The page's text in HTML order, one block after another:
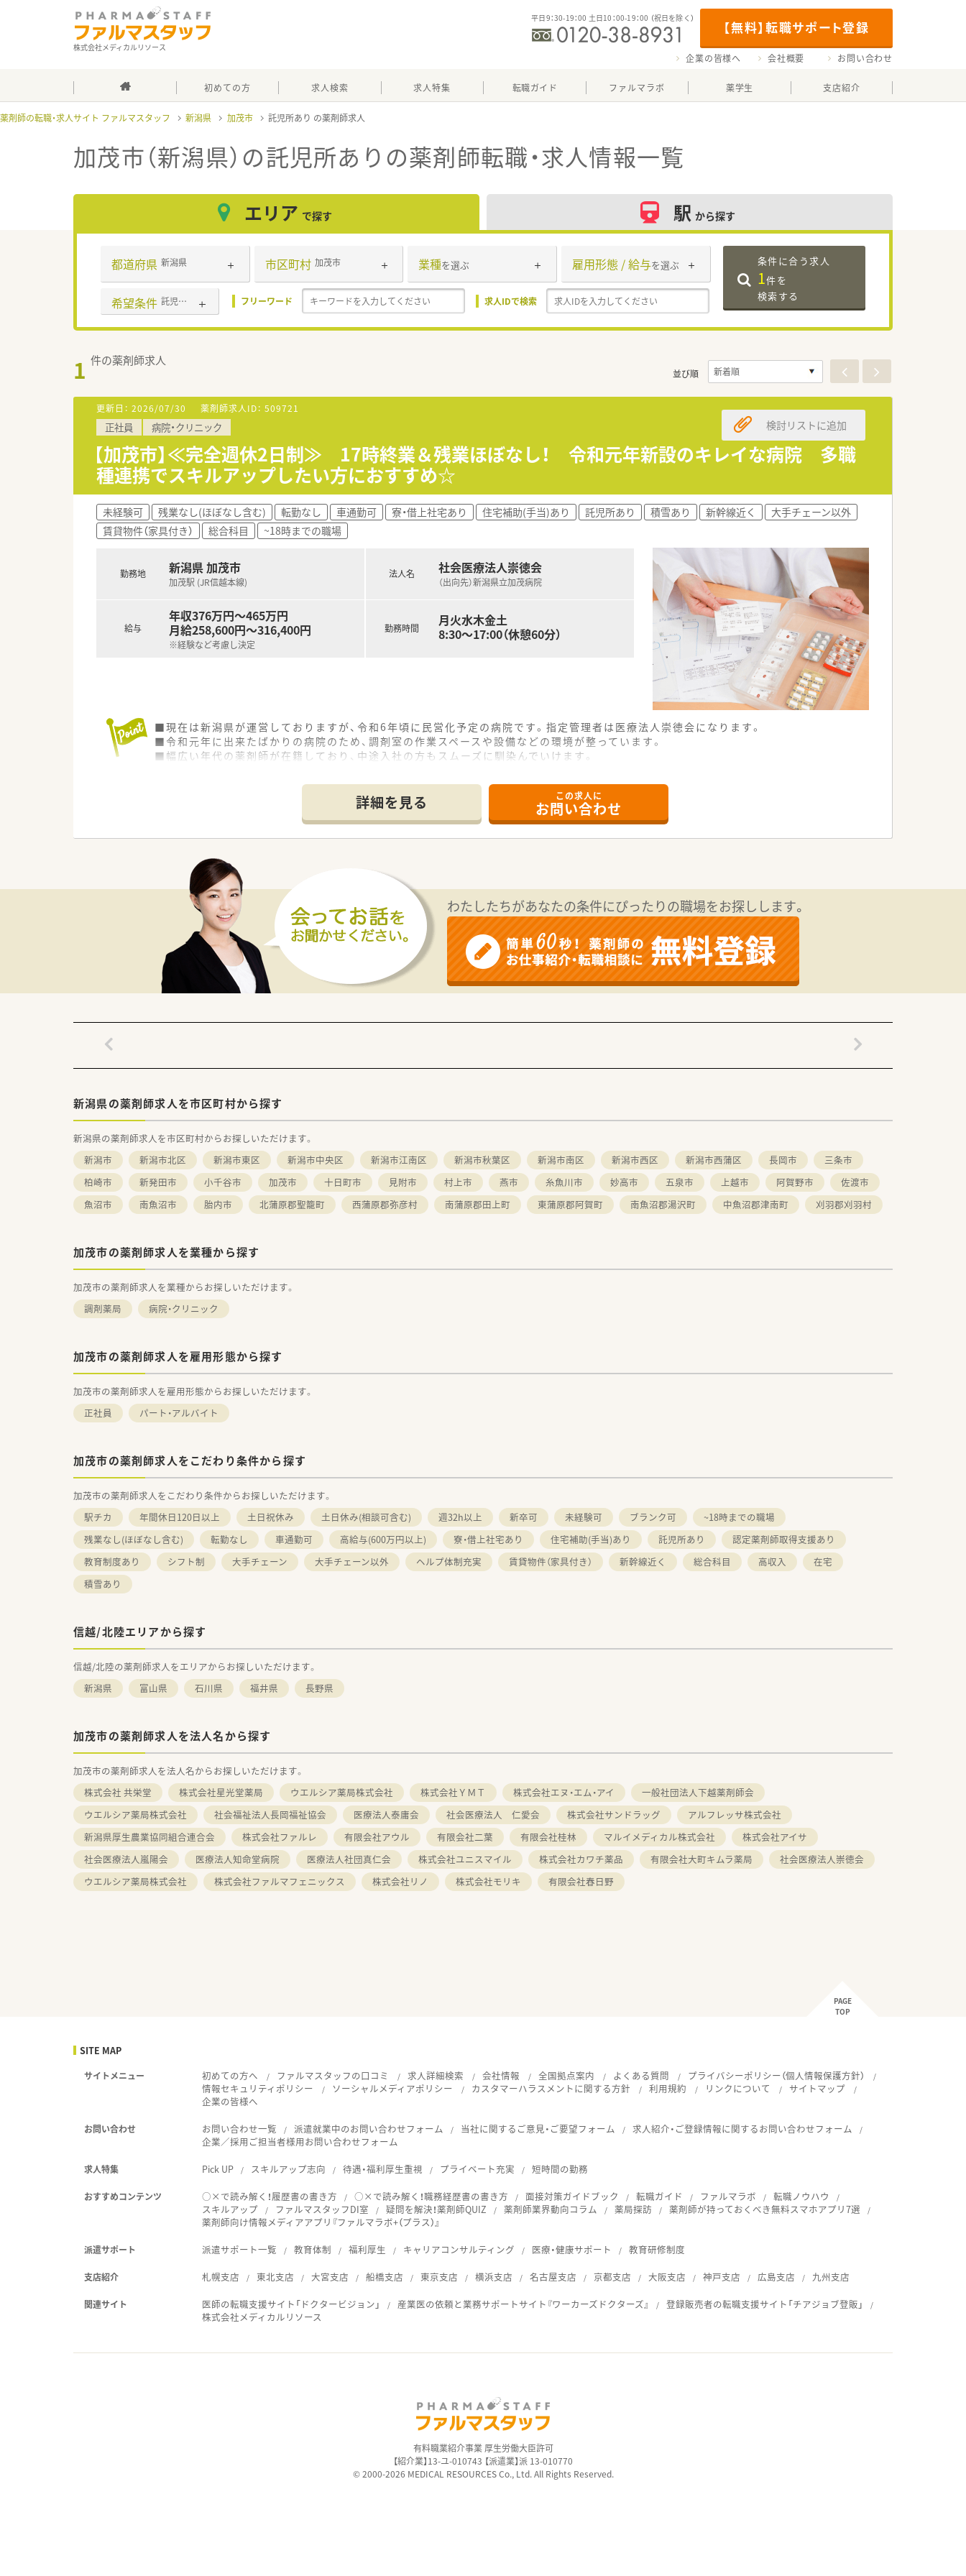
株式会社メディカルリソース
【無料】転職サポート登録
平日9：30-19：00 土日10：00-19：00 （祝日を除く）
企業の皆様へ 会社概要 お問い合わせ
初めての方 求人検索 求人特集 転職ガイド ファルマラボ 薬学生 支店紹介
薬剤師の転職・求人サイト ファルマスタッフ 新潟県 加茂市 託児所あり
加茂市（新潟県）の託児所あり の薬剤師転職・求人情報一覧
エリア で探す 駅 から探す
都道府県 新潟県 市区町村 加茂市 業種を選ぶ 雇用形態 / 給与を選ぶ
希望条件 託児所あり フリーワード 求人IDで検索
条件に合う求人
1件を
検索する
1 件の薬剤師求人
並び順
更新日： 2026/07/30 薬剤師求人ID： 509721
正社員 病院・クリニック
【加茂市】≪完全週休2日制≫ 17時終業＆残業ほぼなし！ 令和元年新設のキレイな病院 多職
種連携でスキルアップしたい方におすすめ☆
検討リストに追加
未経験可 残業なし(ほぼなし含む) 転勤なし 車通勤可 寮・借上社宅あり 住宅補助(手当)あり 託児所あり 積雪あり 新幹線近く
大手チェーン以外
賃貸物件（家具付き）
総合科目 ~18時までの職場
勤務地 新潟県 加茂市
加茂駅 (JR信越本線)
給与
年収376万円～465万円
月給258,600円～316,400円
※経験など考慮し決定
法人名 社会医療法人崇徳会
（出向先）新潟県立加茂病院
勤務時間
月火水木金土
8:30～17:00（休憩60分）
■現在は新潟県が運営しておりますが、令和6年頃に民営化予定の病院です。指定管理者は医療法人崇徳会になります。
■令和元年に出来たばかりの病院のため、調剤室の作業スペースや設備などの環境が整っています。
■幅広い年代の薬剤師が在籍しており、中途入社の方もスムーズに馴染んでいけます。
詳細を見る この求人に
お問い合わせ
わたしたちがあなたの条件にぴったりの職場をお探しします。
新潟県の薬剤師求人を市区町村から探す
新潟県の薬剤師求人を市区町村からお探しいただけます。
新潟市
新潟市北区 新潟市東区 新潟市中央区 新潟市江南区 新潟市秋葉区 新潟市南区 新潟市西区 新潟市西蒲区 長岡市
三条市
柏崎市
新発田市 小千谷市 加茂市 十日町市 見附市 村上市 燕市 糸魚川市 妙高市 五泉市 上越市 阿賀野市
佐渡市
魚沼市
南魚沼市 胎内市 北蒲原郡聖籠町 西蒲原郡弥彦村 南蒲原郡田上町 東蒲原郡阿賀町 南魚沼郡湯沢町 中魚沼郡津南町 刈羽郡刈羽村
加茂市の薬剤師求人を業種から探す
加茂市の薬剤師求人を業種からお探しいただけます。
調剤薬局
病院・クリニック
加茂市の薬剤師求人を雇用形態から探す
加茂市の薬剤師求人を雇用形態からお探しいただけます。
正社員
パート・アルバイト
加茂市の薬剤師求人をこだわり条件から探す
加茂市の薬剤師求人をこだわり条件からお探しいただけます。
駅チカ
年間休日120日以上 土日祝休み 土日休み(相談可含む) 週32h以上 新卒可 未経験可 ブランク可
~18時までの職場
残業なし(ほぼなし含む)
転勤なし 車通勤可 高給与(600万円以上) 寮・借上社宅あり 住宅補助(手当)あり 託児所あり
認定薬剤師取得支援あり
教育制度あり
シフト制 大手チェーン 大手チェーン以外 ヘルプ体制充実 賃貸物件（家具付き） 新幹線近く 総合科目 高収入
在宅
積雪あり
信越/北陸エリアから探す
信越/北陸の薬剤師求人をエリアからお探しいただけます。
新潟県
富山県 石川県 福井県 長野県
加茂市の薬剤師求人を法人名から探す
加茂市の薬剤師求人を法人名からお探しいただけます。
株式会社 共栄堂
株式会社星光堂薬局 ウエルシア薬局株式会社 株式会社ＹＭＴ 株式会社エヌ・エム・アイ
一般社団法人下越薬剤師会
ウエルシア薬局株式会社
社会福祉法人長岡福祉協会 医療法人泰庸会 社会医療法人 仁愛会 株式会社サンドラッグ
アルフレッサ株式会社
新潟県厚生農業協同組合連合会
株式会社ファルレ 有限会社アウル 有限会社二葉 有限会社桂林 マルイメディカル株式会社
株式会社アイサ
社会医療法人嵐陽会
医療法人知命堂病院 医療法人社団真仁会 株式会社ユニスマイル 株式会社カワチ薬品 有限会社大町キムラ薬局
社会医療法人崇徳会
ウエルシア薬局株式会社
株式会社ファルマフェニックス 株式会社リノ 株式会社モリキ 有限会社春日野
PAGE
TOP
SITE MAP
サイトメニュー 初めての方へ ファルマスタッフの口コミ 求人詳細検索 会社情報 全国拠点案内 よくある質問
プライバシーポリシー（個人情報保護方針）
情報セキュリティポリシー
ソーシャルメディアポリシー カスタマーハラスメントに関する方針 利用規約 リンクについて
サイトマップ
企業の皆様へ
お問い合わせ お問い合わせ一覧 派遣就業中のお問い合わせフォーム 当社に関するご意見・ご要望フォーム
求人紹介・ご登録情報に関するお問い合わせフォーム
企業／採用ご担当者様用お問い合わせフォーム
求人特集 Pick UP スキルアップ志向 待遇・福利厚生重視 プライベート充実 短時間の勤務
おすすめコンテンツ ○×で読み解く！履歴書の書き方 ○×で読み解く！職務経歴書の書き方 面接対策ガイドブック 転職ガイド ファルマラボ
転職ノウハウ
スキルアップ
ファルマスタッフDI室 疑問を解決！薬剤師QUIZ 薬剤師業界動向コラム 薬局探訪
薬剤師が持っておくべき無料スマホアプリ7選
薬剤師向け情報メディアアプリ『ファルマラボ+（プラス）』
派遣サポート 派遣サポート一覧 教育体制 福利厚生 キャリアコンサルティング 医療・健康サポート 教育研修制度
支店紹介 札幌支店 東北支店 大宮支店 船橋支店 東京支店 横浜支店 名古屋支店 京都支店 大阪支店 神戸支店 広島支店 九州支店
関連サイト 医師の転職支援サイト「ドクタービジョン」 産業医の依頼と業務サポートサイト『ワーカーズドクターズ』
登録販売者の転職支援サイト「チアジョブ登販」
株式会社メディカルリソース
有料職業紹介事業 厚生労働大臣許可
【紹介業】13-ユ-010743 【派遣業】派 13-010770
© 2000-2026 MEDICAL RESOURCES Co., Ltd. All Rights Reserved.